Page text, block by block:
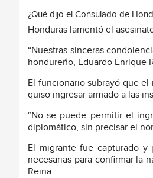
¿Qué dijo el Consulado de
Honduras lamentó el
“Nuestras sinceras
hondureño, Eduardo Enrique
El funcionario subrayó que
quiso ingresar armado a las
“No se puede permitir el
diplomático, sin precisar el
El migrante fue capturado y
necesarias para confirmar la
Reina.